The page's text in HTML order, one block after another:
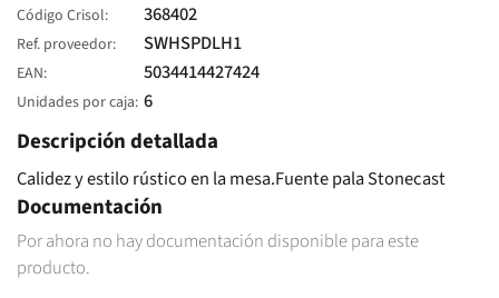
Código Crisol 368402
Ref. proveedor SWHSPDLH1
EAN 5034414427424
Unidades por caja 6
Descripción detallada
Calidez y estilo rústico en la mesa.Fuente pala Stonecast
Documentación
Por ahora no hay documentación disponible para este
producto.